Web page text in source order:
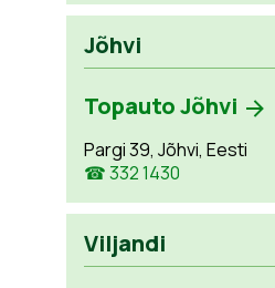
Jõhvi
Topauto Jõhvi
Pargi 39, Jõhvi, Eesti
☎ 332 1430
Viljandi